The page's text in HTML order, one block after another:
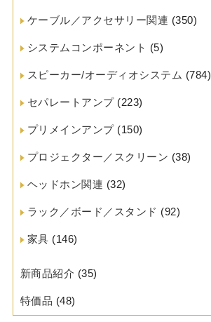
ケーブル／アクセサリー関連 (350)
システムコンポーネント (5)
スピーカー/オーディオシステム (784)
セパレートアンプ(223)
プリメインアンプ(150)
プロジェクター／スクリーン (38)
ヘッドホン関連 (32)
ラック／ボード／スタンド (92)
家具 (146)
新商品紹介 (35)
特価品 (48)